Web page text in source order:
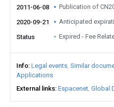
2011-06-08 Publication of
2020-09-21 Anticipated
Status Expired - Fee
Info Legal events Similar
Applications
External links Espacenet Global